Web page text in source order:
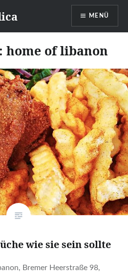
MENÜ
home of libanon
wie sie sein sollte
Bremer Heerstraße 98,